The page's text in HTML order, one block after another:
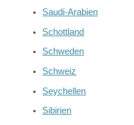
Saudi-Arabien
Schottland
Schweden
Schweiz
Seychellen
Sibirien